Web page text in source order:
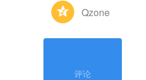
Qzone
评论